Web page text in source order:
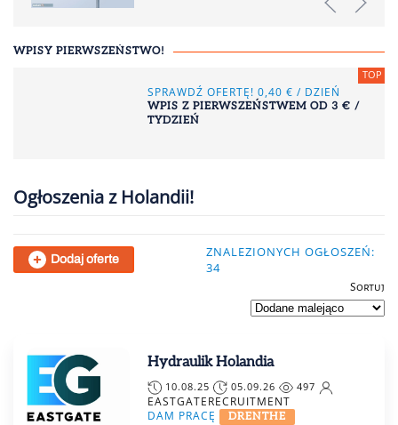
WPISY PIERWSZEŃSTWO!
SPRAWDŹ OFERTĘ! 0,40 € / DZIEŃ
WPIS Z PIERWSZEŃSTWEM OD 3 € /
TYDZIEŃ
Ogłoszenia z Holandii!
Dodaj oferte
ZNALEZIONYCH OGŁOSZEŃ:
34
Sortuj
Hydraulik Holandia
10.08.25 05.09.26 497
EASTGATERECRUITMENT
DAM PRACĘ
DRENTHE